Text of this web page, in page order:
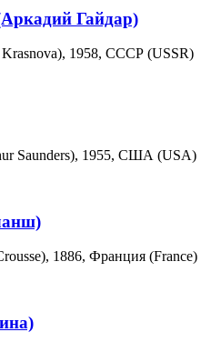
Гайдар)
1958, СССР (USSR)
Saunders), 1955, США (USA)
1886, Франция (France)